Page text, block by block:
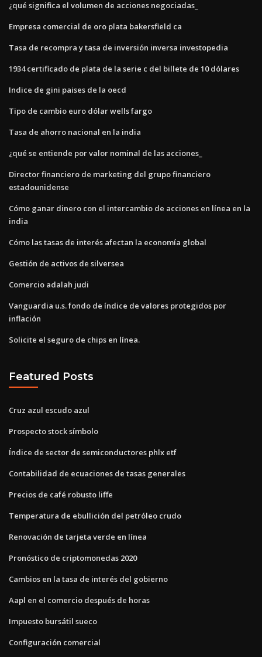
¿qué significa el volumen de acciones negociadas_
Empresa comercial de oro plata bakersfield ca
Tasa de recompra y tasa de inversión inversa investopedia
1934 certificado de plata de la serie c del billete de 10 dólares
Indice de gini paises de la oecd
Tipo de cambio euro dólar wells fargo
Tasa de ahorro nacional en la india
¿qué se entiende por valor nominal de las acciones_
Director financiero de marketing del grupo financiero
estadounidense
Cómo ganar dinero con el intercambio de acciones en línea en la
india
Cómo las tasas de interés afectan la economía global
Gestión de activos de silversea
Comercio adalah judi
Vanguardia u.s. fondo de índice de valores protegidos por
inflación
Solicite el seguro de chips en línea.
Featured Posts
Cruz azul escudo azul
Prospecto stock símbolo
Índice de sector de semiconductores phlx etf
Contabilidad de ecuaciones de tasas generales
Precios de café robusto liffe
Temperatura de ebullición del petróleo crudo
Renovación de tarjeta verde en línea
Pronóstico de criptomonedas 2020
Cambios en la tasa de interés del gobierno
Aapl en el comercio después de horas
Impuesto bursátil sueco
Configuración comercial